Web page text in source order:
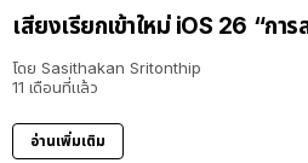
เสียงเรียกเข้าใหม่ iOS 26 “ก
โดย Sasithakan Sritonthip
11 เดือนที่แล้ว
อ่านเพิ่มเติม